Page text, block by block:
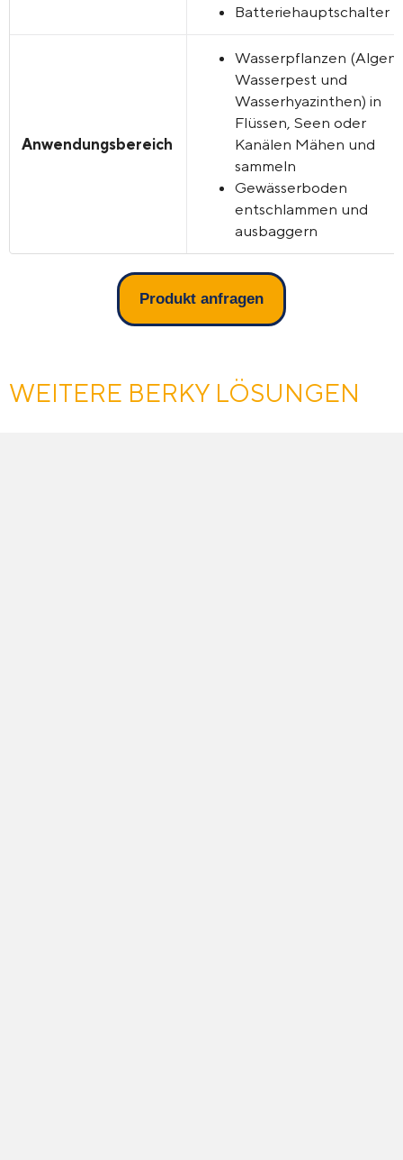
Batteriehauptschalter
Anwendungsbereich
Wasserpflanzen (Algen,
Wasserpest und
Wasserhyazinthen) in
Flüssen, Seen oder
Kanälen Mähen und
sammeln
Gewässerboden
entschlammen und
ausbaggern
Produkt anfragen
WEITERE BERKY LÖSUNGEN